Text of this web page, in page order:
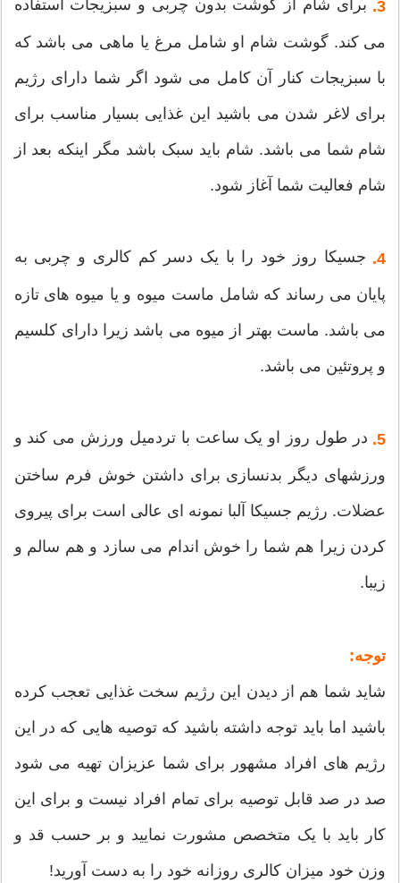
3. برای شام از گوشت بدون چربی و سبزیجات استفاده
می کند. گوشت شام او شامل مرغ یا ماهی می باشد که
با سبزیجات کنار آن کامل می شود اگر شما دارای رژیم
برای لاغر شدن می باشید این غذایی بسیار مناسب برای
شام شما می باشد. شام باید سبک باشد مگر اینکه بعد از
شام فعالیت شما آغاز شود.
4. جسیکا روز خود را با یک دسر کم کالری و چربی به
پایان می رساند که شامل ماست میوه و یا میوه های تازه
می باشد. ماست بهتر از میوه می باشد زیرا دارای کلسیم
و پروتئین می باشد.
5. در طول روز او یک ساعت با تردمیل ورزش می کند و
ورزشهای دیگر بدنسازی برای داشتن خوش فرم ساختن
عضلات. رژیم جسیکا آلبا نمونه ای عالی است برای پیروی
کردن زیرا هم شما را خوش اندام می سازد و هم سالم و
زیبا.
توجه:
شاید شما هم از دیدن این رژیم سخت غذایی تعجب کرده
باشید اما باید توجه داشته باشید که توصیه هایی که در این
رژیم های افراد مشهور برای شما عزیزان تهیه می شود
صد در صد قابل توصیه برای تمام افراد نیست و برای این
کار باید با یک متخصص مشورت نمایید و بر حسب قد و
وزن خود میزان کالری روزانه خود را به دست آورید!